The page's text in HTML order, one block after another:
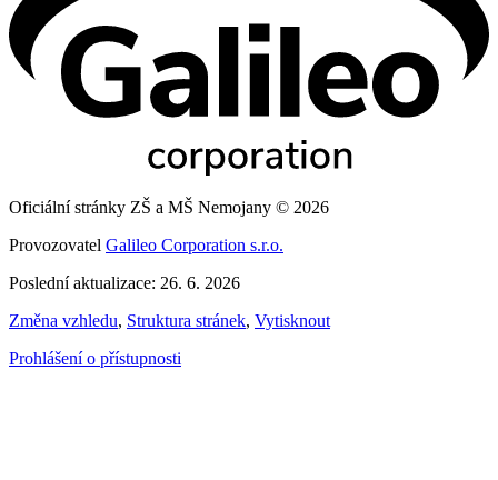
Oficiální stránky ZŠ a MŠ Nemojany © 2026
Provozovatel Galileo Corporation s.r.o.
Poslední aktualizace: 26. 6. 2026
Změna vzhledu, Struktura stránek, Vytisknout
Prohlášení o přístupnosti